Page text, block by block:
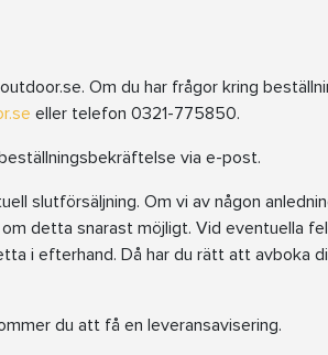
Om du har frågor kring
eller telefon 0321-775850.
via e-post.
slutförsäljning. Om vi av någon
detta snarast möjligt. Vid eventuella
i efterhand. Då har du rätt att avboka
du att få en leveransavisering.